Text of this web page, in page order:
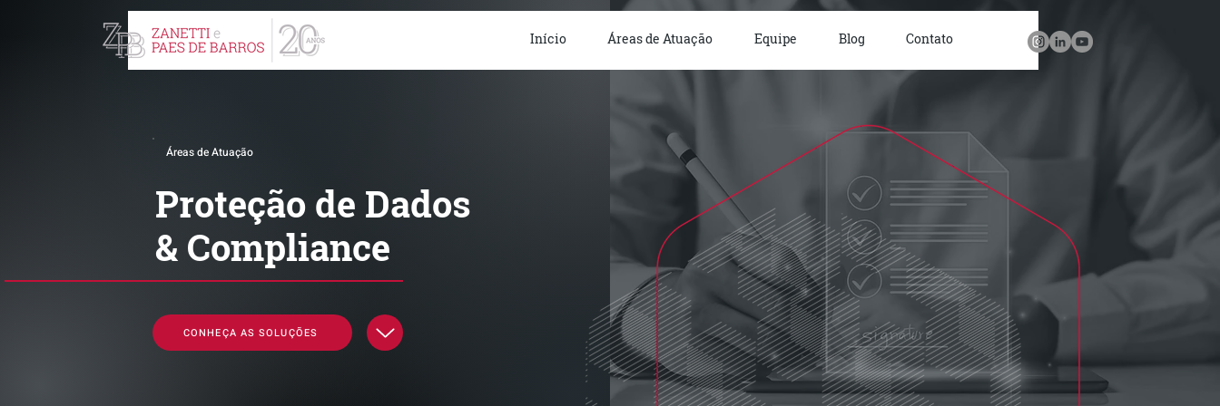
Início Áreas de Atuação Equipe Blog Contato
Áreas de Atuação
Proteção de Dados
& Compliance
CONHEÇA AS SOLUÇÕES